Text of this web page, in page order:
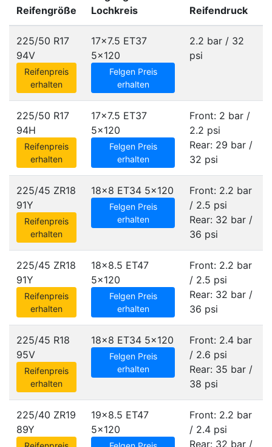
Reifengröße
Lochkreis
Reifendruck
225/50 R17
94V
Reifenpreis
erhalten
17x7.5 ET37
5x120
Felgen Preis
erhalten
2.2 bar / 32
psi
225/50 R17
94H
Reifenpreis
erhalten
17x7.5 ET37
5x120
Felgen Preis
erhalten
Front: 2 bar /
2.2 psi
Rear: 29 bar /
32 psi
225/45 ZR18
91Y
Reifenpreis
erhalten
18x8 ET34 5x120
Felgen Preis
erhalten
Front: 2.2 bar
/ 2.5 psi
Rear: 32 bar /
36 psi
225/45 ZR18
91Y
Reifenpreis
erhalten
18x8.5 ET47
5x120
Felgen Preis
erhalten
Front: 2.2 bar
/ 2.5 psi
Rear: 32 bar /
36 psi
225/45 R18
95V
Reifenpreis
erhalten
18x8 ET34 5x120
Felgen Preis
erhalten
Front: 2.4 bar
/ 2.6 psi
Rear: 35 bar /
38 psi
225/40 ZR19
89Y
19x8.5 ET47
5x120
Front: 2.2 bar
/ 2.4 psi
Rear: 32 bar /